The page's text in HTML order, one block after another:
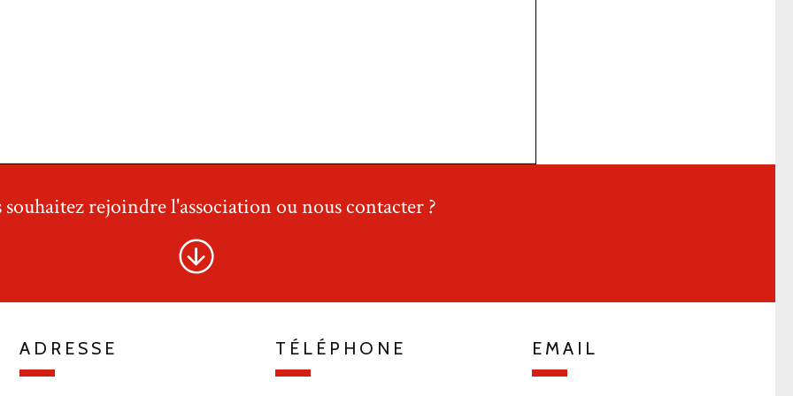
souhaitez rejoindre l'association ou nous contacter ?
ADRESSE TÉLÉPHONE EMAIL